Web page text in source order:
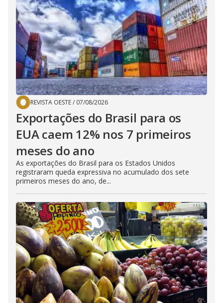
REVISTA OESTE/ 07/08/2026
Exportações do Brasil para os
EUA caem 12% nos 7 primeiros
meses do ano
As exportações do Brasil para os Estados Unidos
registraram queda expressiva no acumulado dos sete
primeiros meses do ano, de...